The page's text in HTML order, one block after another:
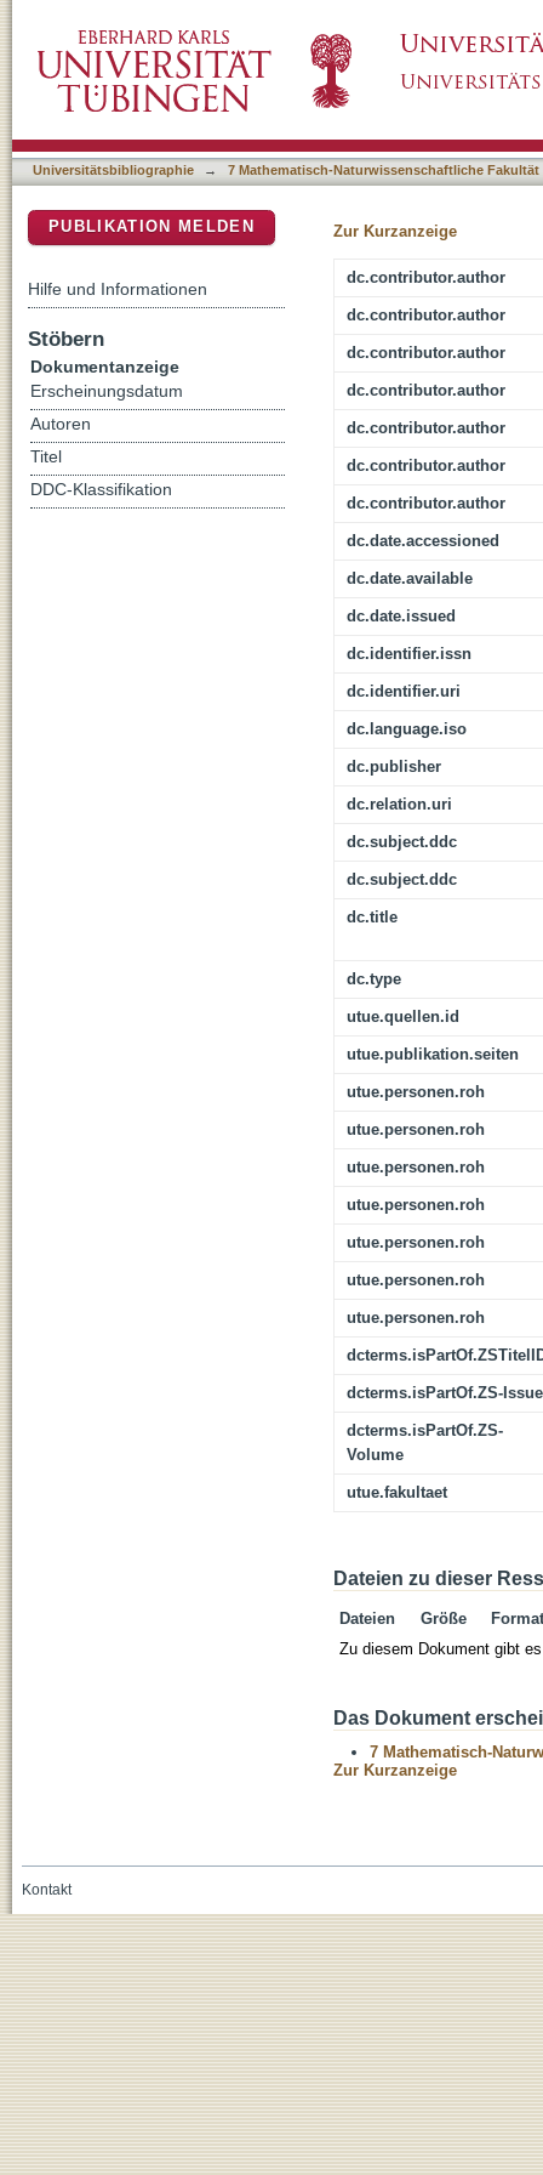
Universitätsbibliographie → 7 Mathematisch-Naturwissenschaftliche Fakultät
Zur Kurzanzeige
dc.contributor.author
dc.contributor.author
dc.contributor.author
dc.contributor.author
dc.contributor.author
dc.contributor.author
dc.contributor.author
dc.date.accessioned
dc.date.available
dc.date.issued
dc.identifier.issn
dc.identifier.uri
dc.language.iso
dc.publisher
dc.relation.uri
dc.subject.ddc
dc.subject.ddc
dc.title
dc.type
utue.quellen.id
utue.publikation.seiten
utue.personen.roh
utue.personen.roh
utue.personen.roh
utue.personen.roh
utue.personen.roh
utue.personen.roh
utue.personen.roh
dcterms.isPartOf.ZS-Issue
dcterms.isPartOf.ZS-
Volume
utue.fakultaet
Dateien zu dieser
Dateien Größe
Format
Zu diesem Dokument gibt
Das Dokument
7 Mathematisch-
Zur Kurzanzeige
PUBLIKATION MELDEN
Hilfe und Informationen
Stöbern
Dokumentanzeige
Erscheinungsdatum
Autoren
Titel
DDC-Klassifikation
Kontakt